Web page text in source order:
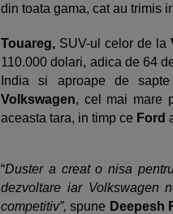
din toata gama, cat au trimis
Touareg, SUV-ul celor de la
110.000 dolari, adica de 64
India si aproape de
Volkswagen, cel mai mare
aceasta tara, in timp ce Ford
“Duster a creat o nisa
dezvoltare iar Volkswagen
competitiv”, spune Deepesh